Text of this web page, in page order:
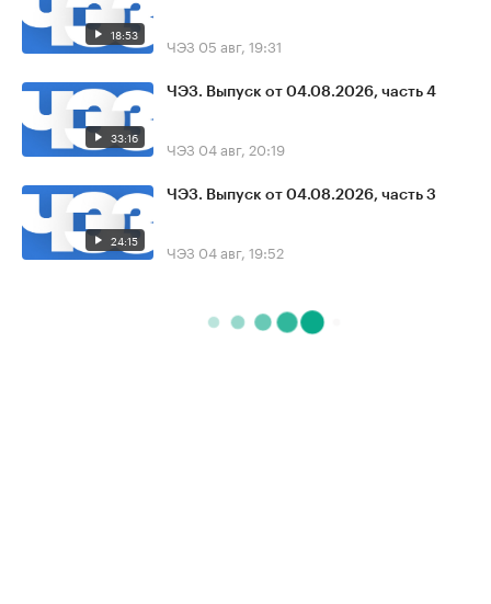
18:53 ЧЭЗ 05 авг, 19:31
33:16
ЧЭЗ. Выпуск от 04.08.2026, часть 4
ЧЭЗ 04 авг, 20:19
24:15
ЧЭЗ. Выпуск от 04.08.2026, часть 3
ЧЭЗ 04 авг, 19:52